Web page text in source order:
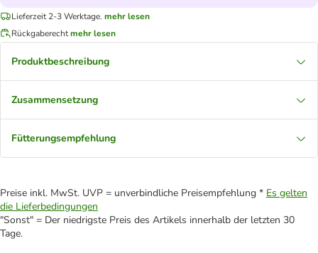
Lieferzeit 2-3 Werktage. mehr lesen
Rückgaberechtmehr lesen
Produktbeschreibung
Zusammensetzung
Fütterungsempfehlung
Preise inkl. MwSt. UVP = unverbindliche Preisempfehlung * Es gelten
die Lieferbedingungen
"Sonst" = Der niedrigste Preis des Artikels innerhalb der letzten 30
Tage.